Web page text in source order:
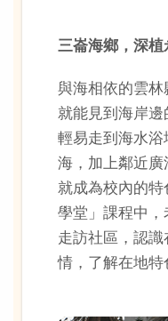
三崙海鄉，深植
與海相依的雲林
就能見到海岸
輕易走到海水浴
海，加上鄰近
就成為校內的
學堂」課程中，
走訪社區，認
情，了解在地特